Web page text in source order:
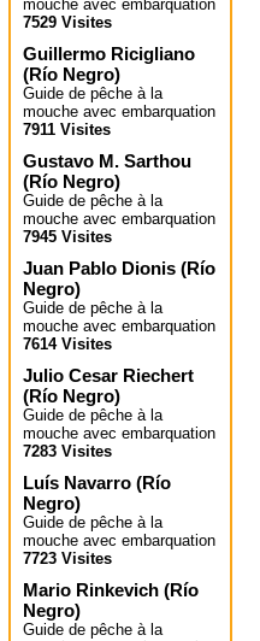
mouche avec embarquation
7529 Visites
Guillermo Ricigliano
(Río Negro)
Guide de pêche à la
mouche avec embarquation
7911 Visites
Gustavo M. Sarthou
(Río Negro)
Guide de pêche à la
mouche avec embarquation
7945 Visites
Juan Pablo Dionis (Río
Negro)
Guide de pêche à la
mouche avec embarquation
7614 Visites
Julio Cesar Riechert
(Río Negro)
Guide de pêche à la
mouche avec embarquation
7283 Visites
Luís Navarro (Río
Negro)
Guide de pêche à la
mouche avec embarquation
7723 Visites
Mario Rinkevich (Río
Negro)
Guide de pêche à la